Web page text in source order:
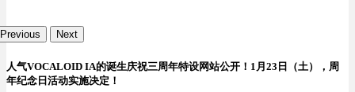
Previous Next
人气VOCALOID IA的诞生庆祝三周年特设网站公开！1月23日（土），周
年纪念日活动实施决定！